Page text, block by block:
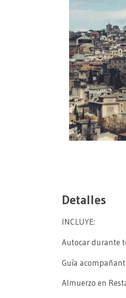
Detalles
INCLUYE:
Autocar durante
Guía
Almuerzo en